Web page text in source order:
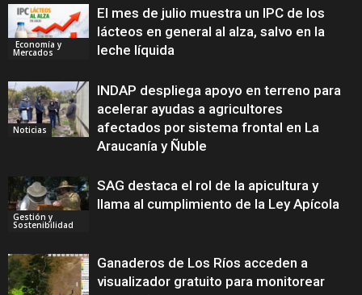
Economía y
Mercados
El mes de julio muestra un IPC de los
lácteos en general al alza, salvo en la
leche líquida
Noticias
INDAP despliega apoyo en terreno para
acelerar ayudas a agricultores
afectados por sistema frontal en La
Araucanía y Ñuble
Gestión y
Sostenibilidad
SAG destaca el rol de la apicultura y
llama al cumplimiento de la Ley Apícola
Ganaderos de Los Ríos acceden a
visualizador gratuito para monitorear